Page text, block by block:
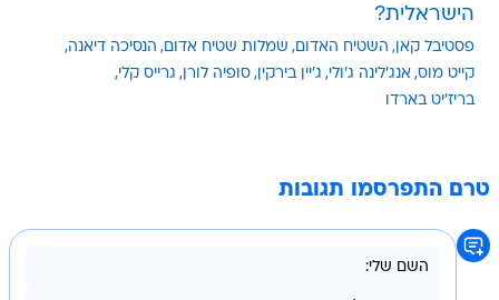
הישראלית?
פסטיבל קאן השטיח האדום שמלות שטיח אדום הנסיכה דיאנה
קייט מוס אנג'לינה ג'ולי ג'יין בירקין סופיה לורן גרייס קלי
בריז'יט בארדו
טרם התפרסמו תגובות